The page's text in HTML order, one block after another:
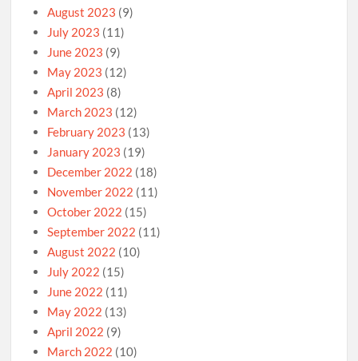
August 2023 (9)
July 2023 (11)
June 2023 (9)
May 2023 (12)
April 2023 (8)
March 2023 (12)
February 2023 (13)
January 2023 (19)
December 2022 (18)
November 2022 (11)
October 2022 (15)
September 2022 (11)
August 2022 (10)
July 2022 (15)
June 2022 (11)
May 2022 (13)
April 2022 (9)
March 2022 (10)